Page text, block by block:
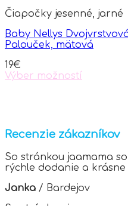
Čiapočky jesenné, jarné
Baby Nellys
Palouček, mätová
19€
Výber možností
variants.
The
options
may
be
chosen
on
Recenzie zákazníkov
So stránkou jaamama
rýchle dodanie a
Janka / Bardejov